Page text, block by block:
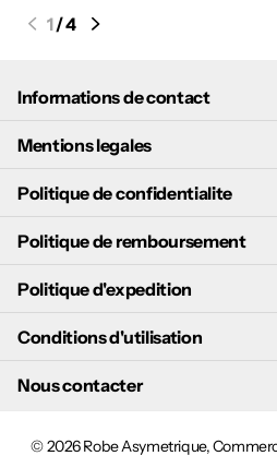
1/4
Informations de contact
Mentions legales
Politique de confidentialite
Politique de remboursement
Politique d'expedition
Conditions d'utilisation
Nous contacter
©2026Robe Asymetrique,